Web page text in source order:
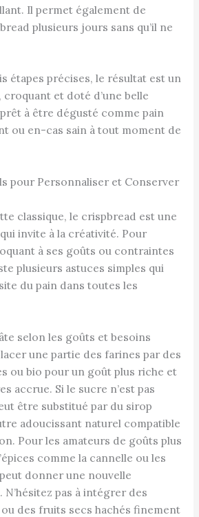
Il permet également de
plusieurs jours sans qu’il ne
étapes précises, le résultat est un
croquant et doté d’une belle
à être dégusté comme pain
ou en-cas sain à tout moment de
pour Personnaliser et Conserver
classique, le crispbread est une
invite à la créativité. Pour
à ses goûts ou contraintes
plusieurs astuces simples qui
du pain dans toutes les
selon les goûts et besoins
une partie des farines par des
ou bio pour un goût plus riche et
accrue. Si le sucre n’est pas
être substitué par du sirop
adoucissant naturel compatible
Pour les amateurs de goûts plus
comme la cannelle ou les
donner une nouvelle
N’hésitez pas à intégrer des
des fruits secs hachés finement